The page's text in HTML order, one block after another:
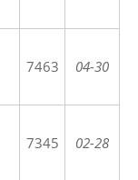
7463 04-30
7345 02-28